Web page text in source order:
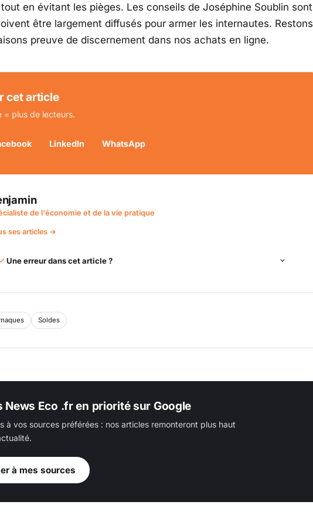
en évitant les pièges. Les conseils de Joséphine Soublin sont
être largement diffusés pour armer les internautes. Restons
preuve de discernement dans nos achats en ligne.
cet article
= plus de lecteurs.
LinkedIn WhatsApp
de l'économie et de la vie pratique
ses articles →
Une erreur dans cet article ?
Soldes
News Eco .fr en priorité sur Google
à vos sources préférées : nos articles remonteront plus haut
à mes sources